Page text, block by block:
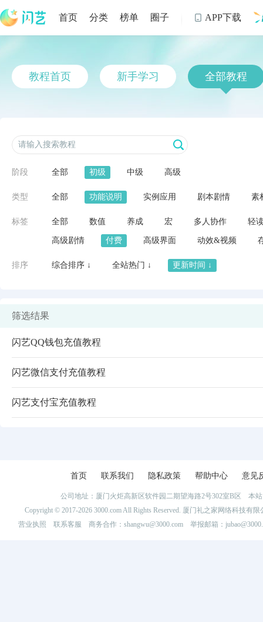
首页 分类 榜单 圈子  APP下载
教程首页 新手学习 全部教程
阶段 全部 初级 中级 高级
类型 全部 功能说明 实例应用 剧本剧情 素
标签 全部 数值 养成 宏 多人协作 轻
高级剧情 付费 高级界面 动效&视频
排序 综合排序 ↓ 全站热门 ↓ 更新时间 ↓
筛选结果
闪艺QQ钱包充值教程
闪艺微信支付充值教程
闪艺支付宝充值教程
首页 联系我们 隐私政策 帮助中心 意见
公司地址：厦门火炬高新区软件园二期望海路2号302室B区 本
Copyright © 2017-2026 3000.com All Rights Reserved. 厦门礼之家网络科技
营业执照
联系客服 商务合作：shangwu@3000.com 举报邮箱：